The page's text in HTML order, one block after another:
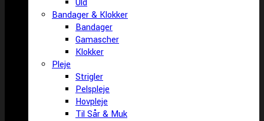
Uld
Bandager & Klokker
Bandager
Gamascher
Klokker
Pleje
Strigler
Pelspleje
Hovpleje
Til Sår & Muk